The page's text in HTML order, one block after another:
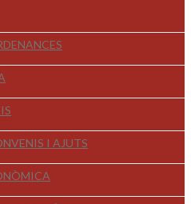
I AJUTS